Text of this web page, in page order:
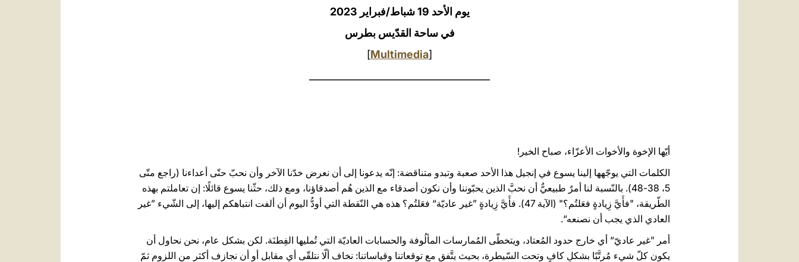
يوم الأحد 19 شباط/فبراير 2023
في ساحة القدّيس بطرس
[
Multimedia
]
أيّها الإخوة والأخوات الأعزّاء، صباح الخير!
الكلمات التي يوجّهها إلينا يسوع في إنجيل هذا الأحد صعبة وتبدو متناقضة: إنّه يدعونا إلى أن نعرض خدّنا الآخر وأن نحبّ حتّى أعداءنا (راجع متّى
5، 38-48). بالنّسبة لنا أمرٌ طبيعيٌّ أن نحبَّ الذين يحبّوننا وأن نكون أصدقاء مع الذين هُم أصدقاؤنا، ومع ذلك، حثّنا يسوع قائلًا: إن تعاملتم بهذه
الطّريقة، "فأَيَّ زِيادةٍ فعَلتُم؟" (الآية 47). فأَيَّ زِيادةٍ ”غير عاديّة“ فعَلتُم؟ هذه هي النّقطة التي أودُّ اليوم أن ألفت انتباهكم إليها، إلى الشّيء ”غير
العادي الذي يجب أن نصنعه“.
أمر ”غير عاديّ“ أي خارج حدود المُعتاد، ويتخطّى المُمارسات المألُوفة والحسابات العاديّة التي تُمليها الفِطنَة. لكن بشكل عام، نحن نحاول أن
يكون كلّ شيء مُرتَّبًا بشكلٍ كافٍ وتحت السّيطرة، بحيث يتَّفق مع توقعاتنا وقياساتنا: نخاف ألّا نتلقّى أي مقابل أو أن نجازف أكثر من اللزوم ثمّ